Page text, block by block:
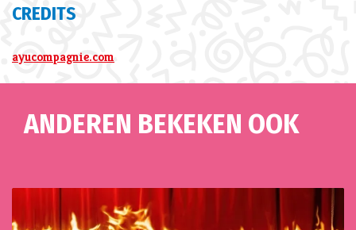
CREDITS
ayucompagnie.com
ANDEREN BEKEKEN OOK